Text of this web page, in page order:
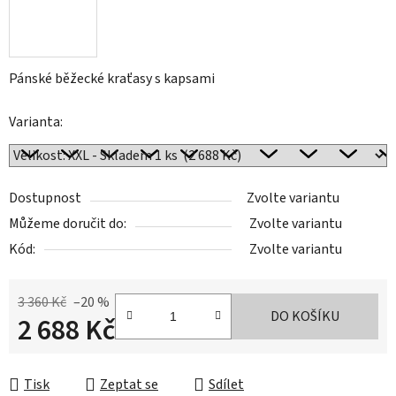
Pánské běžecké kraťasy s kapsami
Varianta:
Dostupnost
Zvolte variantu
Můžeme doručit do:
Zvolte variantu
Kód:
Zvolte variantu
3 360 Kč –20 %
2 688 Kč DO KOŠÍKU
Tisk Zeptat se Sdílet